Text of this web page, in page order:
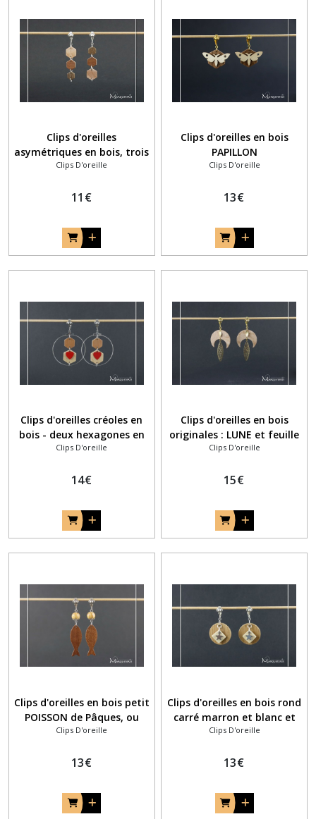
Clips d'oreilles
asymétriques en bois, trois
hexagones de taille et de
Clips D'oreille
11 €
Clips d'oreilles en bois
PAPILLON
Clips D'oreille
13€
Clips d'oreilles créoles en
bois - deux hexagones en
bois et coeur métal rouge
Clips D'oreille
14€
Clips d'oreilles en bois
originales : LUNE et feuille
dorée ajourée
Clips D'oreille
15€
Clips d'oreilles en bois petit
POISSON de Pâques, ou
spécial cadeau noces
Clips D'oreille
13€
Clips d'oreilles en bois rond
carré marron et blanc et
breloque étoile argentée
Clips D'oreille
13€